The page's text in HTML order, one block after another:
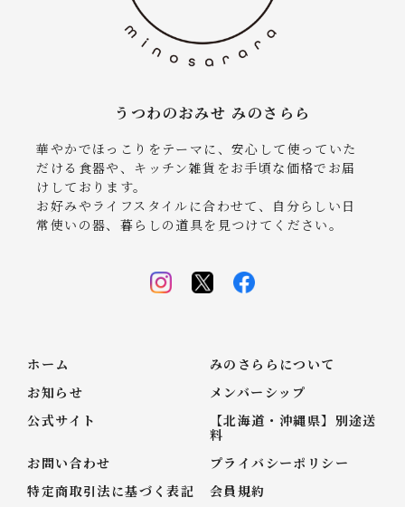
うつわのおみせ みのさらら
華やかでほっこりをテーマに、安心して使っていた
だける食器や、キッチン雑貨をお手頃な価格でお届
けしております。
お好みやライフスタイルに合わせて、自分らしい日
常使いの器、暮らしの道具を見つけてください。
ホーム
みのさららについて
お知らせ
メンバーシップ
公式サイト
【北海道・沖縄県】別途送
料
お問い合わせ
プライバシーポリシー
特定商取引法に基づく表記
会員規約